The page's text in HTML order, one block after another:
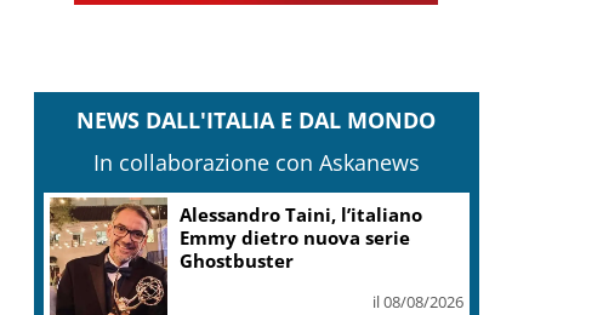
NEWS DALL'ITALIA E DAL MONDO
In collaborazione con Askanews
Alessandro Taini, l’italiano
Emmy dietro nuova serie
Ghostbuster
il 08/08/2026